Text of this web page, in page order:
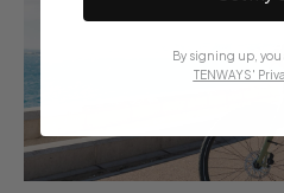
By signing up,
TENWAYS'